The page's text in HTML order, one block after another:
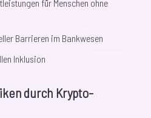
für Menschen ohne
Barrieren im Bankwesen
Inklusion
durch Krypto-